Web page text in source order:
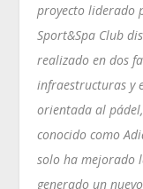
proyecto liderado
Sport&Spa Club
realizado en dos
infraestructuras y
orientada al
conocido como
solo ha mejorado
generado un